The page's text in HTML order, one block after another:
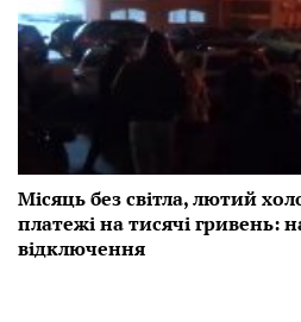
Місяць без світла, лютий
платежі на тисячі гривень:
відключення